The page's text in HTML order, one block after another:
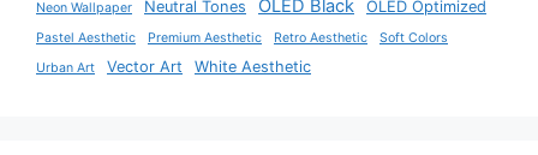
Neon Wallpaper Neutral Tones OLED Black OLED Optimized
Pastel Aesthetic Premium Aesthetic Retro Aesthetic
Soft Colors
Urban Art
Vector Art White Aesthetic